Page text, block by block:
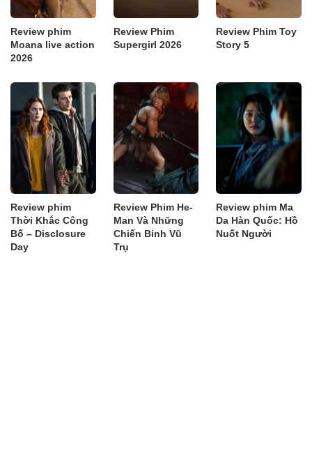
Review phim
Moana live action
2026
Review Phim
Supergirl 2026
Review Phim Toy
Story 5
Review phim
Thời Khắc Công
Bố – Disclosure
Day
Review Phim He-
Man Và Những
Chiến Binh Vũ
Trụ
Review phim Ma
Da Hàn Quốc: Hồ
Nuốt Người